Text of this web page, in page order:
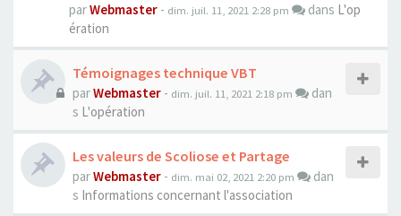
parWebmaster - dim. juil. 11, 2021 2:28 pm dans L'op
ération
Témoignages technique VBT
parWebmaster - dim. juil. 11, 2021 2:18 pm
dan
s L'opération
Les valeurs de Scoliose et Partage
parWebmaster - dim. mai 02, 2021 2:20 pm
dan
s Informations concernant l'association